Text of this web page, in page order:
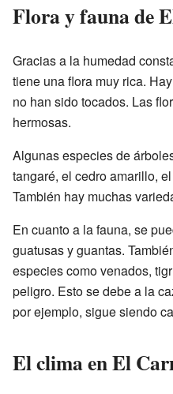
Flora y fauna de
Gracias a la humedad
tiene una flora muy rica.
no han sido tocados. Las
hermosas.
Algunas especies de
tangaré, el cedro amarillo,
También hay muchas
En cuanto a la fauna, se
guatusas y guantas.
especies como venados,
peligro. Esto se debe a la
por ejemplo, sigue siendo
El clima en El